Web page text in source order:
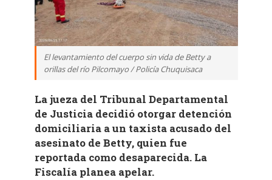
El levantamiento del cuerpo sin vida de Betty a
orillas del río Pilcomayo / Policía Chuquisaca
La jueza del Tribunal Departamental
de Justicia decidió otorgar detención
domiciliaria a un taxista acusado del
asesinato de Betty, quien fue
reportada como desaparecida. La
Fiscalía planea apelar.